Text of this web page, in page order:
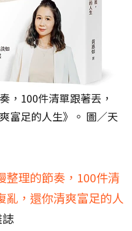
，100件清單跟著丟，
富足的人生》。 圖／天
整理的節奏，100件清
亂，還你清爽富足的人